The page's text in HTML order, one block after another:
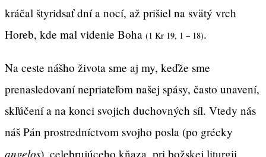
kráčal štyridsať dní a nocí, až prišiel na svätý vrch
Horeb, kde mal videnie Boha (1 Kr 19, 1 – 18).
Na ceste nášho života sme aj my, keďže sme
prenasledovaní nepriateľom našej spásy, často unavení,
skľúčení a na konci svojich duchovných síl. Vtedy nás
náš Pán prostredníctvom svojho posla (po grécky
angelos), celebrujúceho kňaza, pri božskej liturgii